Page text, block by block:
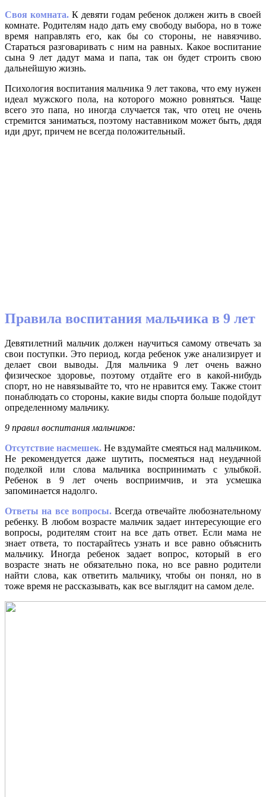
Своя комната. К девяти годам ребенок должен жить в своей
комнате. Родителям надо дать ему свободу выбора, но в тоже
время направлять его, как бы со стороны, не навязчиво.
Стараться разговаривать с ним на равных. Какое воспитание
сына 9 лет дадут мама и папа, так он будет строить свою
дальнейшую жизнь.
Психология воспитания мальчика 9 лет такова, что ему нужен
идеал мужского пола, на которого можно ровняться. Чаще
всего это папа, но иногда случается так, что отец не очень
стремится заниматься, поэтому наставником может быть, дядя
иди друг, причем не всегда положительный.
Правила воспитания мальчика в 9 лет
Девятилетний мальчик должен научиться самому отвечать за
свои поступки. Это период, когда ребенок уже анализирует и
делает свои выводы. Для мальчика 9 лет очень важно
физическое здоровье, поэтому отдайте его в какой-нибудь
спорт, но не навязывайте то, что не нравится ему. Также стоит
понаблюдать со стороны, какие виды спорта больше подойдут
определенному мальчику.
9 правил воспитания мальчиков:
Отсутствие насмешек. Не вздумайте смеяться над мальчиком.
Не рекомендуется даже шутить, посмеяться над неудачной
поделкой или слова мальчика воспринимать с улыбкой.
Ребенок в 9 лет очень восприимчив, и эта усмешка
запоминается надолго.
Ответы на все вопросы. Всегда отвечайте любознательному
ребенку. В любом возрасте мальчик задает интересующие его
вопросы, родителям стоит на все дать ответ. Если мама не
знает ответа, то постарайтесь узнать и все равно объяснить
мальчику. Иногда ребенок задает вопрос, который в его
возрасте знать не обязательно пока, но все равно родители
найти слова, как ответить мальчику, чтобы он понял, но в
тоже время не рассказывать, как все выглядит на самом деле.